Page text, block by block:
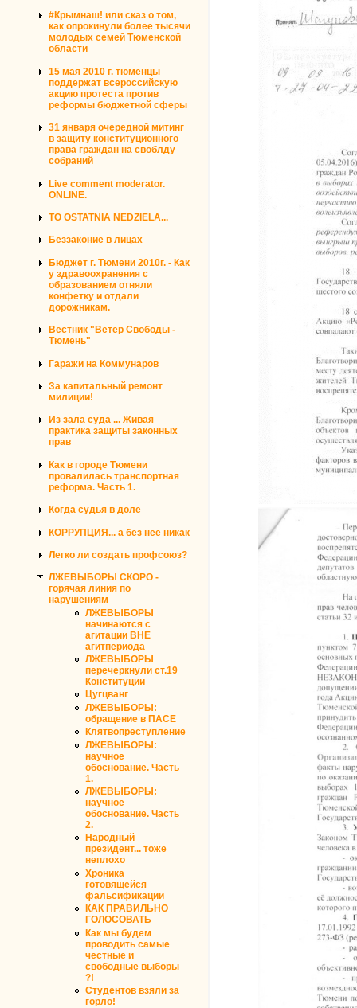
#Крымнаш! или сказ о том,
как опрокинули более тысячи
молодых семей Тюменской
области
15 мая 2010 г. тюменцы
поддержат всероссийскую
акцию протеста против
реформы бюджетной сферы
31 января очередной митинг
в защиту конституционного
права граждан на своблду
собраний
Live comment moderator.
ONLINE.
TO OSTATNIA NEDZIELA...
Беззаконие в лицах
Бюджет г. Тюмени 2010г. - Как
у здравоохранения с
образованием отняли
конфетку и отдали
дорожникам.
Вестник "Ветер Свободы -
Тюмень"
Гаражи на Коммунаров
За капитальный ремонт
милиции!
Из зала суда ... Живая
практика защиты законных
прав
Как в городе Тюмени
провалилась транспортная
реформа. Часть 1.
Когда судья в доле
КОРРУПЦИЯ... а без нее никак
Легко ли создать профсоюз?
ЛЖЕВЫБОРЫ СКОРО -
горячая линия по
нарушениям
ЛЖЕВЫБОРЫ
начинаются с
агитации ВНЕ
агитпериода
ЛЖЕВЫБОРЫ
перечеркнули ст.19
Конституции
Цугцванг
ЛЖЕВЫБОРЫ:
обращение в ПАСЕ
Клятвопреступление
ЛЖЕВЫБОРЫ:
научное
обоснование. Часть
1.
ЛЖЕВЫБОРЫ:
научное
обоснование. Часть
2.
Народный
президент... тоже
неплохо
Хроника
готовящейся
фальсификации
КАК ПРАВИЛЬНО
ГОЛОСОВАТЬ
Как мы будем
проводить самые
честные и
свободные выборы
?!
Студентов взяли за
горло!